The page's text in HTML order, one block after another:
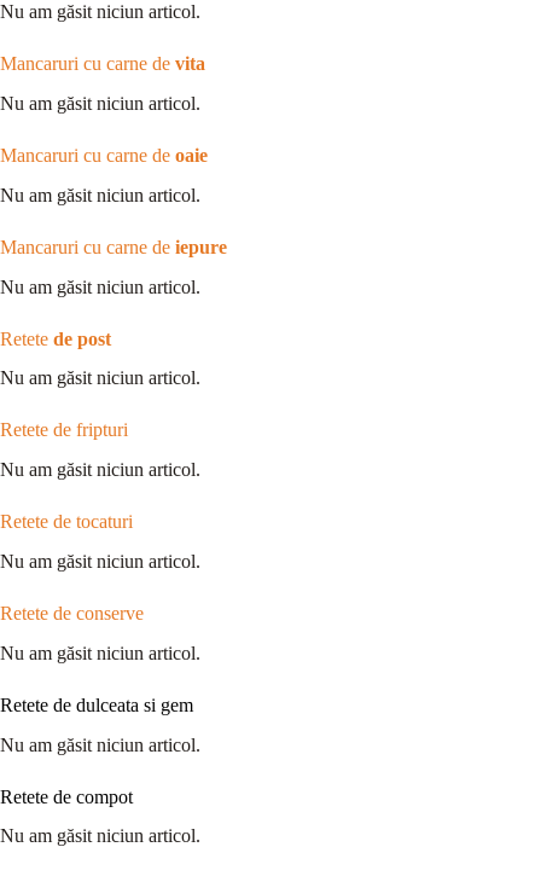
Nu am găsit niciun articol.
Mancaruri cu carne de vita
Nu am găsit niciun articol.
Mancaruri cu carne de oaie
Nu am găsit niciun articol.
Mancaruri cu carne de iepure
Nu am găsit niciun articol.
Retete de post
Nu am găsit niciun articol.
Retete de fripturi
Nu am găsit niciun articol.
Retete de tocaturi
Nu am găsit niciun articol.
Retete de conserve
Nu am găsit niciun articol.
Retete de dulceata si gem
Nu am găsit niciun articol.
Retete de compot
Nu am găsit niciun articol.